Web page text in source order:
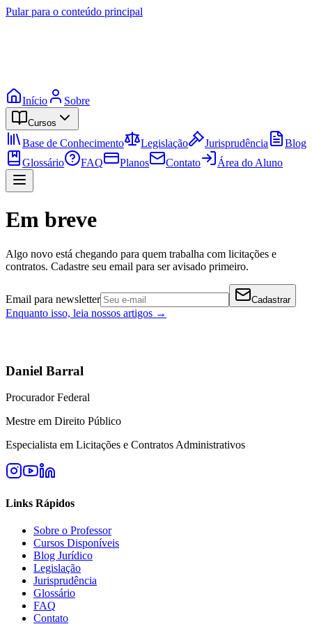
Pular para o conteúdo principal
Início Sobre
Cursos
Base de Conhecimento Legislação Jurisprudência
Blog
Glossário
FAQ Planos Contato Área do Aluno
Em breve
Algo novo está chegando para quem trabalha com licitações e
contratos. Cadastre seu email para ser avisado primeiro.
Email para newsletter Cadastrar
Enquanto isso, leia nossos artigos →
Daniel Barral
Procurador Federal
Mestre em Direito Público
Especialista em Licitações e Contratos Administrativos
Links Rápidos
Sobre o Professor
Cursos Disponíveis
Blog Jurídico
Legislação
Jurisprudência
Glossário
FAQ
Contato